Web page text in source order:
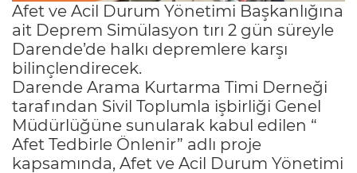
Afet ve Acil Durum Yönetimi Başkanlığına
ait Deprem Simülasyon tırı 2 gün süreyle
Darende’de halkı depremlere karşı
bilinçlendirecek.
Darende Arama Kurtarma Timi Derneği
tarafından Sivil Toplumla işbirliği Genel
Müdürlüğüne sunularak kabul edilen “
Afet Tedbirle Önlenir” adlı proje
kapsamında, Afet ve Acil Durum Yönetimi